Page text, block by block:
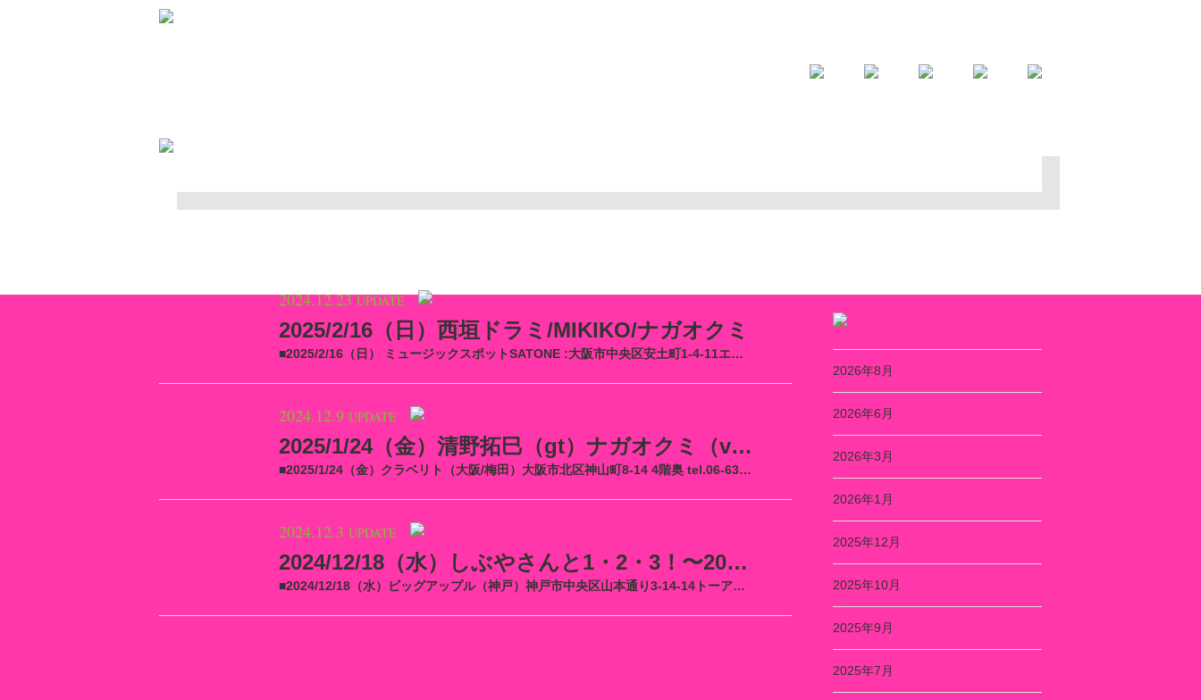
2024.12.23UPDATE
2025/2/16（日）西垣ドラミ/MIKIKO/ナガオクミ
■2025/2/16（日） ミュージックスポットSATONE :大阪市中央区安土町1-4-11エンパイヤビルB1F tel.06-4963-3520 「う
2024.12.9 UPDATE
2025/1/24（金）清野拓巳（gt）ナガオクミ（vo）DUO
■2025/1/24（金）クラベリト（大阪/梅田）大阪市北区神山町8-14 4階奥 tel.06-6314-1267 vo.ナガオクミ gt.清野拓巳 op
2024.12.3 UPDATE
2024/12/18（水）しぶやさんと1・2・3！〜2024クリスマス
■2024/12/18（水）ビッグアップル（神戸）神戸市中央区山本通り3-14-14トーアハイツB1 tel.078-251-7049 pf.渋谷毅 vo.ナ
2026年8月
2026年6月
2026年3月
2026年1月
2025年12月
2025年10月
2025年9月
2025年7月